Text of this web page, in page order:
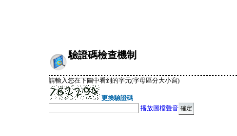
驗證碼檢查機制
請輸入您在下圖中看到的字元(字母區分大小寫)
更換驗證碼
播放圖檔聲音